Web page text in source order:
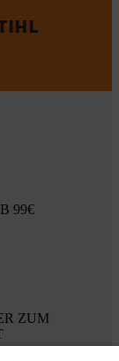
99€
ZUM